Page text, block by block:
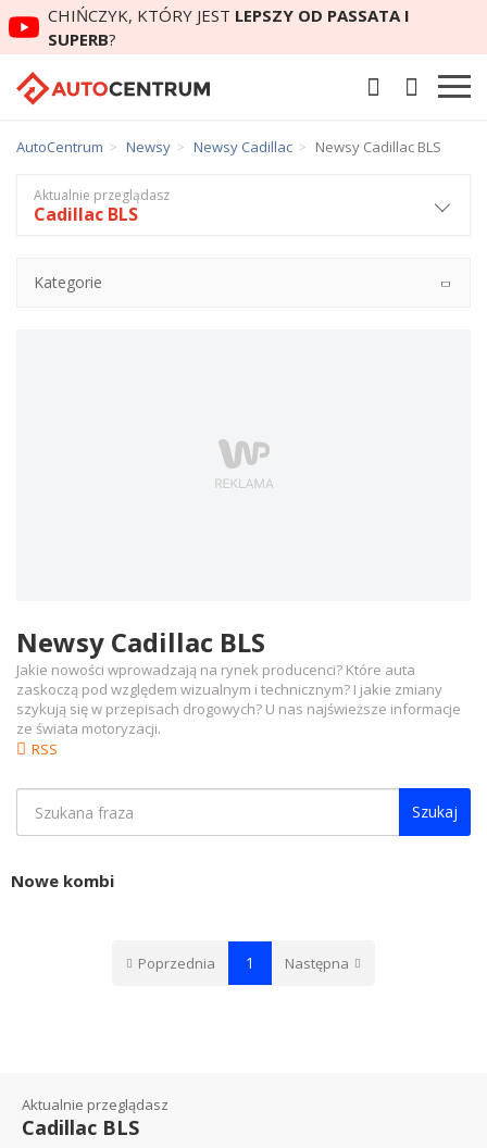
CHIŃCZYK, KTÓRY JEST LEPSZY OD PASSATA I
SUPERB?
AutoCentrum Newsy Newsy Cadillac Newsy Cadillac BLS
Newsy Cadillac BLS
RSS
Jakie nowości wprowadzają na rynek producenci? Które auta
zaskoczą pod względem wizualnym i technicznym? I jakie zmiany
szykują się w przepisach drogowych? U nas najświeższe informacje
ze świata motoryzacji.
Szukaj
Nowe kombi
Poprzednia 1 Następna
Aktualnie przeglądasz
Cadillac BLS
Kategorie
Aktualnie przeglądasz
Cadillac BLS